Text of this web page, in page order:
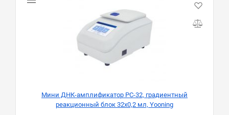
Мини ДНК-амплификатор PC-32, градиентный
реакционный блок 32х0,2 мл, Yooning